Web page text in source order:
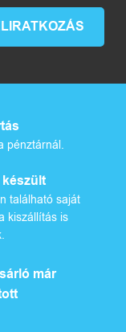
pénztárnál.
található saját
kiszállítás is
már